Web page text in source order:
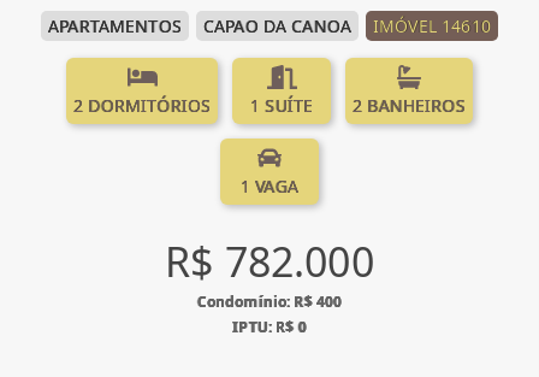
APARTAMENTOS CAPAO DA CANOA IMÓVEL 14610
2 DORMITÓRIOS 1 SUÍTE 2 BANHEIROS
1 VAGA
R$ 782.000
Condomínio: R$ 400
IPTU: R$ 0